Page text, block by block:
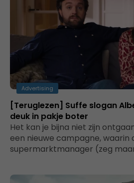
Advertising
[Teruglezen] Suffe slogan
deuk in pakje boter
Het kan je bijna niet zijn
een nieuwe campagne, waarin
supermarktmanager (zeg